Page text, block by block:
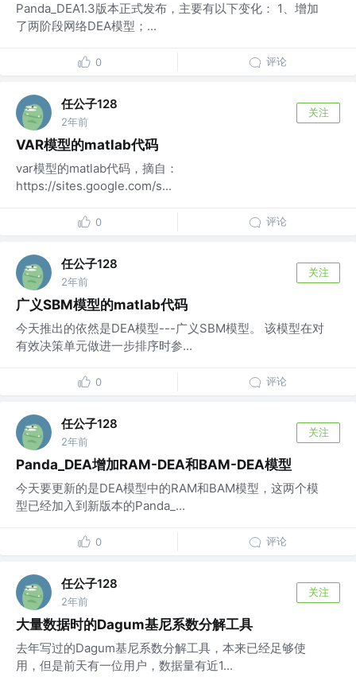
Panda_DEA1.3版本正式发布，主要有以下变化： 1、增加
了两阶段网络DEA模型；...
0 评论
任公子128
2年前
关注
VAR模型的matlab代码
var模型的matlab代码，摘自：
https://sites.google.com/s...
0 评论
任公子128
2年前
关注
广义SBM模型的matlab代码
今天推出的依然是DEA模型---广义SBM模型。 该模型在对
有效决策单元做进一步排序时参...
0 评论
任公子128
2年前
关注
Panda_DEA增加RAM-DEA和BAM-DEA模型
今天要更新的是DEA模型中的RAM和BAM模型，这两个模
型已经加入到新版本的Panda_...
0 评论
任公子128
2年前
关注
大量数据时的Dagum基尼系数分解工具
去年写过的Dagum基尼系数分解工具，本来已经足够使
用，但是前天有一位用户，数据量有近1...